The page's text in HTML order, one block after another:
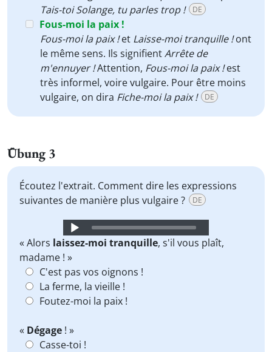
Tais-toi Solange, tu parles trop !
DE
Fous-moi la paix !
Fous-moi la paix !et Laisse-moi tranquille !ont
le même sens. Ils signifientArrête de
m'ennuyer !Attention, Fous-moi la paix !est
très informel, voire vulgaire. Pour être moins
vulgaire, on dira Fiche-moi la paix ! DE
Übung 3
Écoutez l'extrait. Comment dire les expressions
suivantes de manière plus vulgaire ?
DE
Audio
Player
« Alors laissez-moi tranquille, s'il vous plaît,
madame ! »
C'est pas vos oignons !
La ferme, la vieille !
Foutez-moi la paix !
« Dégage ! »
Casse-toi !